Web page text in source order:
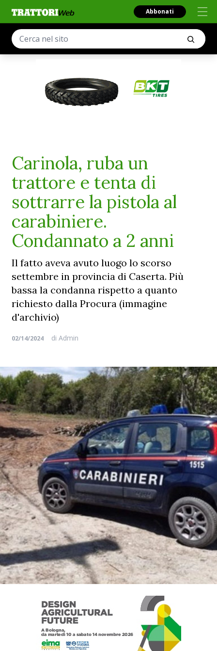
Abbonati
Carinola, ruba un
trattore e tenta di
sottrarre la pistola al
carabiniere.
Condannato a 2 anni
Il fatto aveva avuto luogo lo scorso
settembre in provincia di Caserta. Più
bassa la condanna rispetto a quanto
richiesto dalla Procura (immagine
d'archivio)
02/14/2024 di Admin